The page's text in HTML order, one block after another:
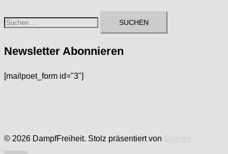
Suchen
Newsletter Abonnieren
[mailpoet_form id="3"]
© 2026 DampfFreiheit. Stolz präsentiert von